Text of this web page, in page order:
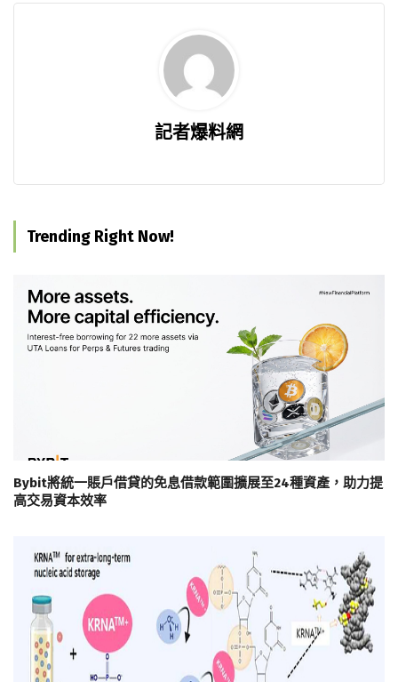
記者爆料網
Trending Right Now!
Bybit將統一賬戶借貸的免息借款範圍擴展至24種資產，助力提
高交易資本效率